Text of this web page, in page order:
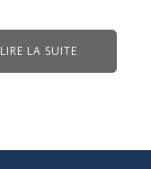
LIRE LA SUITE